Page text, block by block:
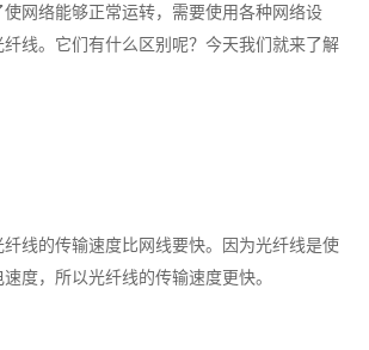
网络能够正常运转，需要使用各种网络设
线。它们有什么区别呢？今天我们就来了解
线的传输速度比网线要快。因为光纤线是使
度，所以光纤线的传输速度更快。